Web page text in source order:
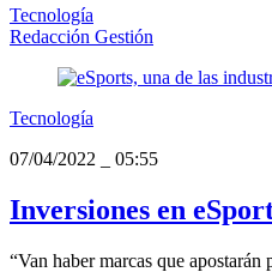
Tecnología
Redacción Gestión
Tecnología
07/04/2022
05:55
Inversiones en
“Van haber marcas que